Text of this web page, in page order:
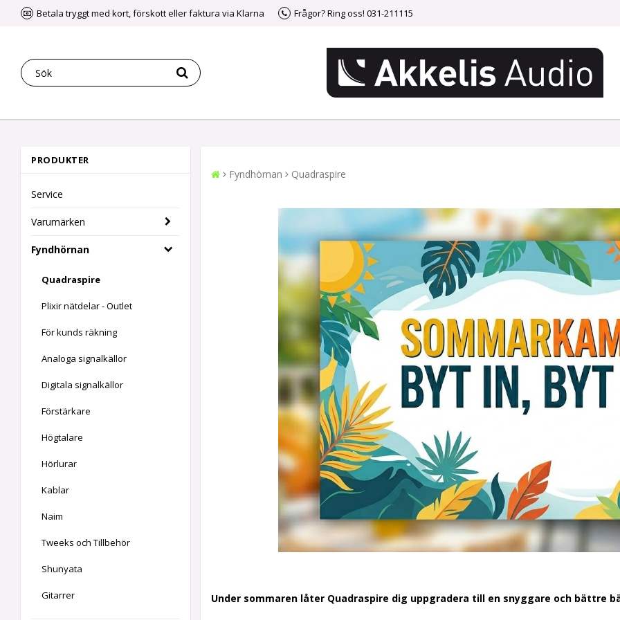
Betala tryggt med kort, förskott eller faktura via Klarna Frågor? Ring oss! 031-211115
PRODUKTER
Service
Varumärken
Fyndhörnan
Quadraspire
Plixir nätdelar - Outlet
För kunds räkning
Analoga signalkällor
Digitala signalkällor
Förstärkare
Högtalare
Hörlurar
Kablar
Naim
Tweeks och Tillbehör
Shunyata
Gitarrer
Fyndhörnan Quadraspire
Under sommaren låter Quadraspire dig uppgradera till en snyggare och bättre